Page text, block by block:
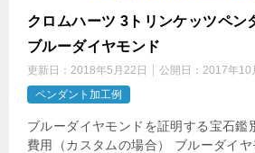
クロムハーツ 3トリンケッツペ
ブルーダイヤモンド
更新日： 2018年5月22日 公開日： 2017年10
ペンダント加工例
ブルーダイヤモンドを証明する宝石鑑
費用（カスタムの場合） ブルーダイ